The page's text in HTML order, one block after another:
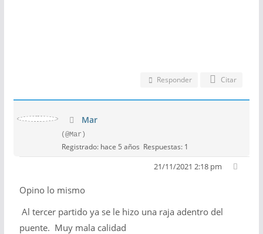
Responder Citar
Mar
(@Mar)
Registrado: hace 5 años Respuestas: 1
21/11/2021 2:18 pm
Opino lo mismo
Al tercer partido ya se le hizo una raja adentro del
puente. Muy mala calidad